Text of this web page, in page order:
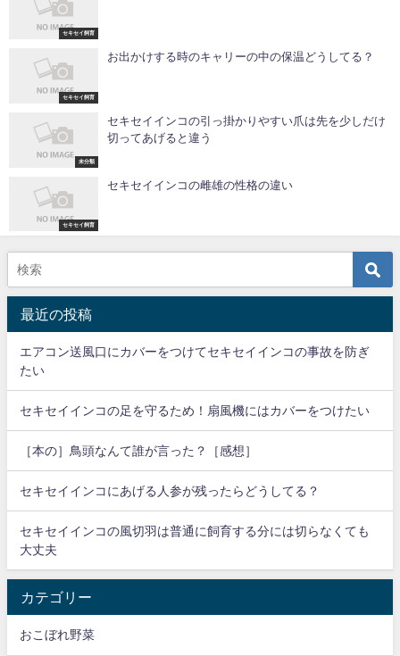
セキセイ飼育
セキセイ飼育
お出かけする時のキャリーの中の保温どうしてる？
未分類
セキセイインコの引っ掛かりやすい爪は先を少しだけ
切ってあげると違う
セキセイ飼育
セキセイインコの雌雄の性格の違い
最近の投稿
エアコン送風口にカバーをつけてセキセイインコの事故を防ぎ
たい
セキセイインコの足を守るため！扇風機にはカバーをつけたい
［本の］鳥頭なんて誰が言った？［感想］
セキセイインコにあげる人参が残ったらどうしてる？
セキセイインコの風切羽は普通に飼育する分には切らなくても
大丈夫
カテゴリー
おこぼれ野菜